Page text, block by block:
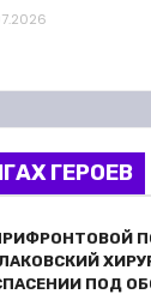
ГЕРОЕВ
ПОД